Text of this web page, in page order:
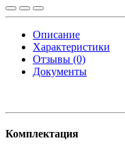
Описание
Характеристики
Отзывы (0)
Документы
Комплектация